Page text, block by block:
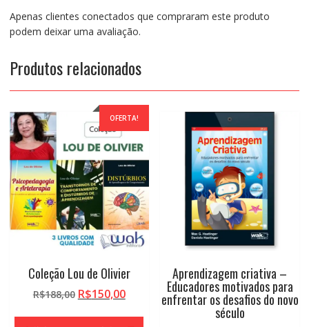
Apenas clientes conectados que compraram este produto
podem deixar uma avaliação.
Produtos relacionados
OFERTA!
Coleção Lou de Olivier
R$188,00 O
original
R$150,00O
atual
Aprendizagem criativa –
Educadores motivados para
enfrentar os desafios do novo
século